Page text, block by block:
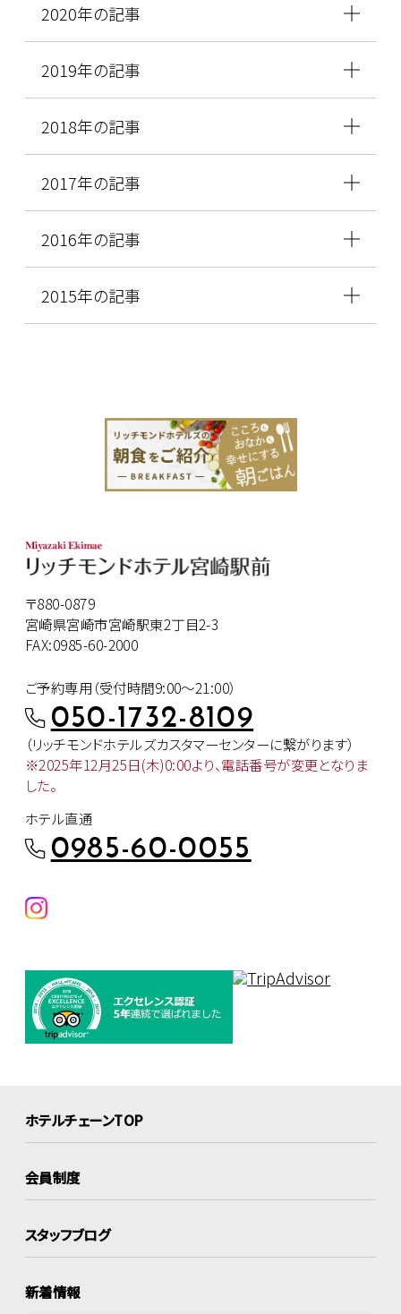
2020年の記事
2019年の記事
2018年の記事
2017年の記事
2016年の記事
2015年の記事
〒880-0879
宮崎県宮崎市宮崎駅東2丁目2-3
FAX:0985-60-2000
ご予約専用（受付時間9:00～21:00）
050-1732-8109
（リッチモンドホテルズカスタマーセンターに繋がります）
※2025年12月25日(木)0:00より、電話番号が変更となりま
した。
ホテル直通
0985-60-0055
ホテルチェーンTOP
会員制度
スタッフブログ
新着情報